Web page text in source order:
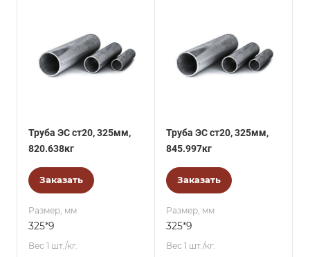
Труба ЭС ст20, 325мм,
820.638кг
Заказать
Размер, мм
325*9
Вес 1 шт./кг.
Труба ЭС ст20, 325мм,
845.997кг
Заказать
Размер, мм
325*9
Вес 1 шт./кг.